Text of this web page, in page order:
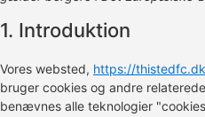
1. Introduktion
Vores websted, https://thistedfc.dk
bruger cookies og andre
benævnes alle teknologier